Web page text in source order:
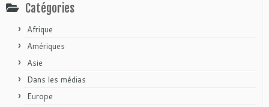
Catégories
Afrique
Amériques
Asie
Dans les médias
Europe